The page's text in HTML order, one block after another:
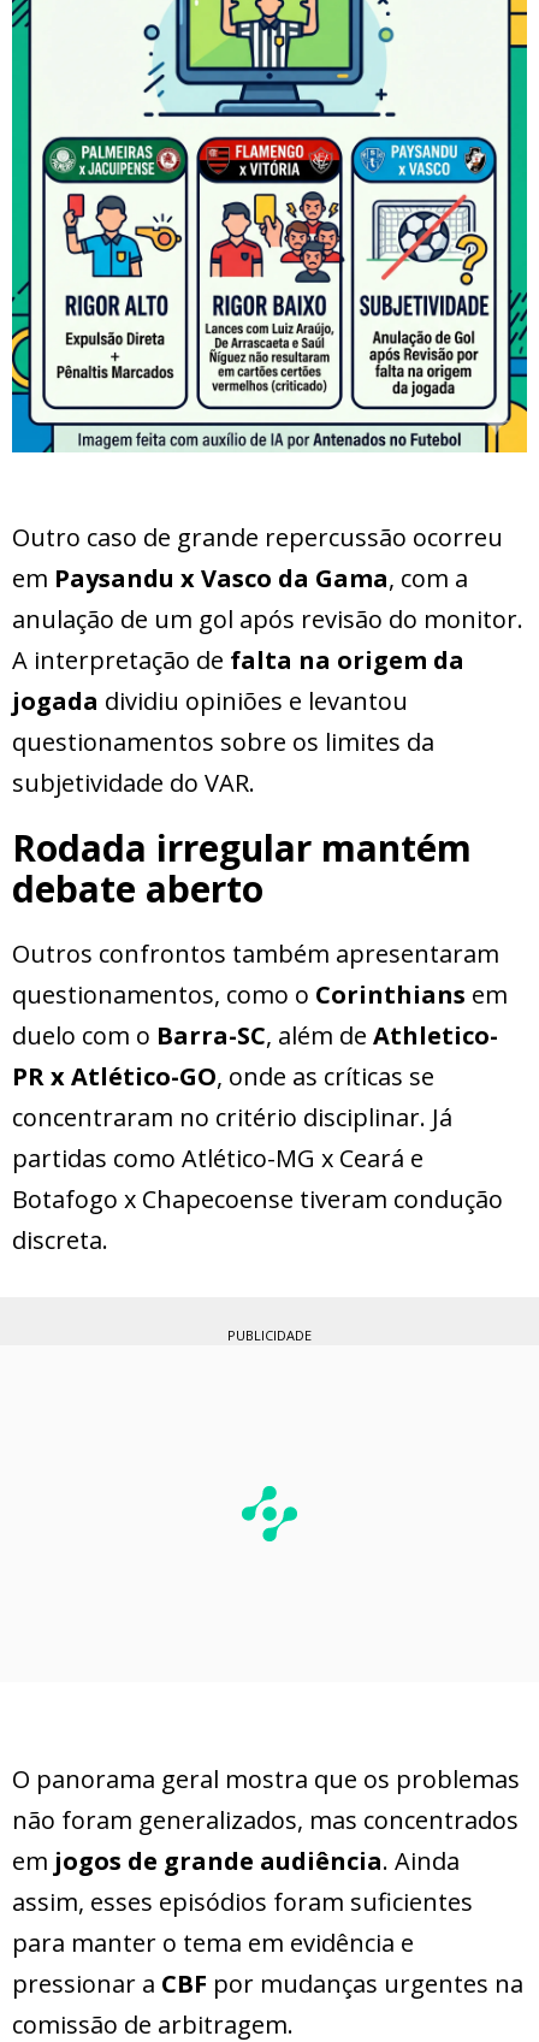
Outro caso de grande repercussão ocorreu
em Paysandu x Vasco da Gama, com a
anulação de um gol após revisão do monitor.
A interpretação de falta na origem da
jogada dividiu opiniões e levantou
questionamentos sobre os limites da
subjetividade do VAR.
Rodada irregular mantém
debate aberto
Outros confrontos também apresentaram
questionamentos, como o Corinthians em
duelo com o Barra-SC, além de Athletico-
PR x Atlético-GO, onde as críticas se
concentraram no critério disciplinar. Já
partidas como Atlético-MG x Ceará e
Botafogo x Chapecoense tiveram condução
discreta.
PUBLICIDADE
O panorama geral mostra que os problemas
não foram generalizados, mas concentrados
em jogos de grande audiência. Ainda
assim, esses episódios foram suficientes
para manter o tema em evidência e
pressionar a CBF por mudanças urgentes na
comissão de arbitragem.